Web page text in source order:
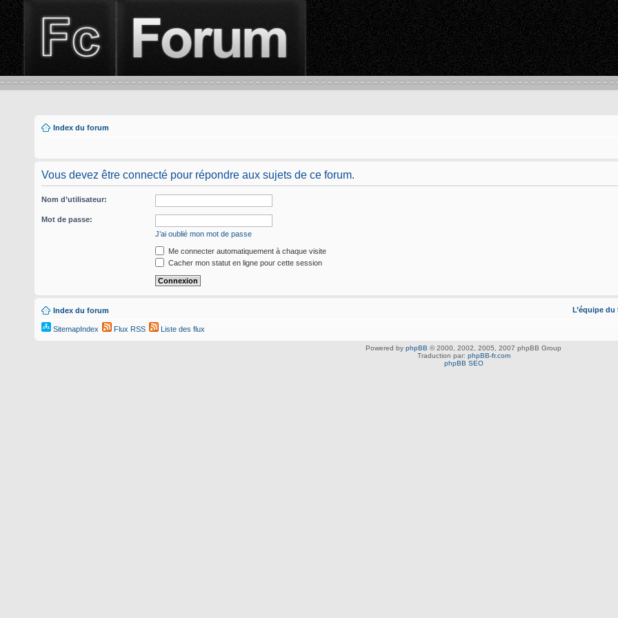
Index du forum
Vous devez être connecté pour répondre aux sujets de ce forum.
Nom d’utilisateur:
Mot de passe:
J’ai oublié mon mot de passe
Me connecter automatiquement à chaque visite
Cacher mon statut en ligne pour cette session
Index du forum L’équipe du
SitemapIndex Flux RSS Liste des flux
Powered by phpBB © 2000, 2002, 2005, 2007 phpBB Group
Traduction par: phpBB-fr.com
phpBB SEO